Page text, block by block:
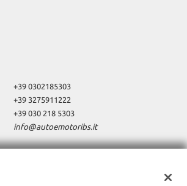
+39 0302185303
+39 3275911222
+39 030 218 5303
info@autoemotoribs.it